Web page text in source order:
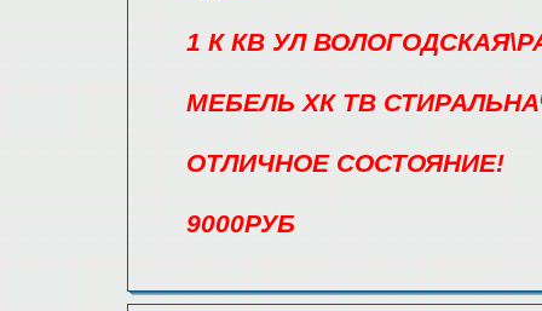
1 К КВ УЛ
МЕБЕЛЬ ХК ТВ
ОТЛИЧНОЕ СОСТОЯНИЕ!
9000РУБ